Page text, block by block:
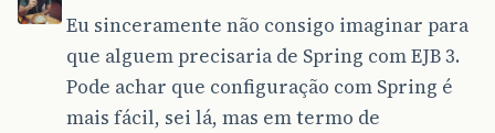
Eu sinceramente não consigo imaginar para
que alguem precisaria de Spring com EJB 3.
Pode achar que configuração com Spring é
mais fácil, sei lá, mas em termo de